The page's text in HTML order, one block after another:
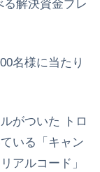
る解決資金プレ
名様に当たり
がついた トロ
いる「キャン
アルコード」